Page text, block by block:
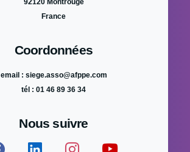
92120 Montrouge
France
Coordonnées
email : siege.asso@afppe.com
tél : 01 46 89 36 34
Nous suivre